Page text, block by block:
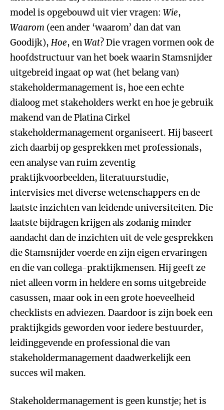
model is opgebouwd uit vier vragen: Wie,
Waarom (een ander ‘waarom’ dan dat van
Goodijk), Hoe, enWat? Die vragen vormen ook de
hoofdstructuur van het boek waarin Stamsnijder
uitgebreid ingaat op wat (het belang van)
stakeholdermanagement is, hoe een echte
dialoog met stakeholders werkt en hoe je gebruik
makend van de Platina Cirkel
stakeholdermanagement organiseert. Hij baseert
zich daarbij op gesprekken met professionals,
een analyse van ruim zeventig
praktijkvoorbeelden, literatuurstudie,
intervisies met diverse wetenschappers en de
laatste inzichten van leidende universiteiten. Die
laatste bijdragen krijgen als zodanig minder
aandacht dan de inzichten uit de vele gesprekken
die Stamsnijder voerde en zijn eigen ervaringen
en die van collega-praktijkmensen. Hij geeft ze
niet alleen vorm in heldere en soms uitgebreide
casussen, maar ook in een grote hoeveelheid
checklists en adviezen. Daardoor is zijn boek een
praktijkgids geworden voor iedere bestuurder,
leidinggevende en professional die van
stakeholdermanagement daadwerkelijk een
succes wil maken.
Stakeholdermanagement is geen kunstje; het is